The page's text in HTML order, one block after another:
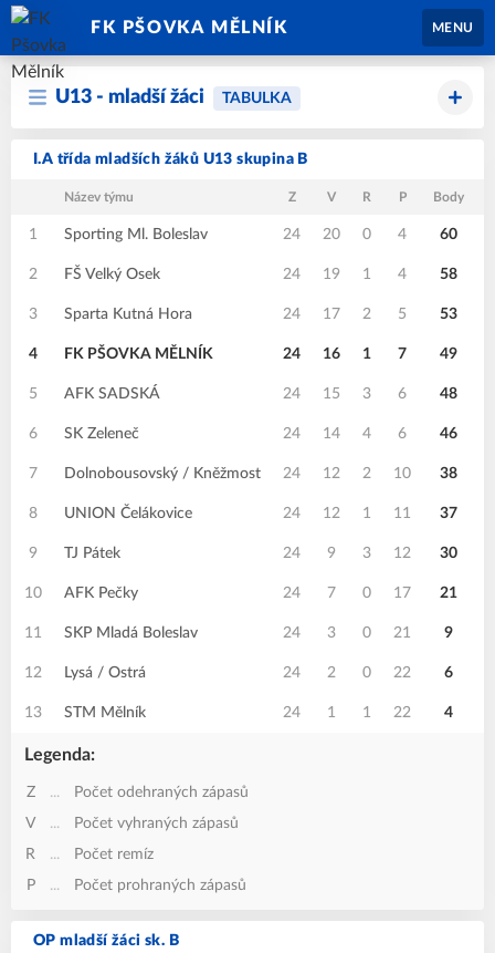
FK PŠOVKA MĚLNÍK MENU
U13 - mladší žáci TABULKA
I.A třída mladších žáků U13 skupina B
Název týmu Z V R P Body
1 Sporting Ml. Boleslav 24 20 0 4 60
2 FŠ Velký Osek 24 19 1 4 58
3 Sparta Kutná Hora 24 17 2 5 53
4 FK PŠOVKA MĚLNÍK 24 16 1 7 49
5 AFK SADSKÁ 24 15 3 6 48
6 SK Zeleneč 24 14 4 6 46
7 Dolnobousovský / Kněžmost 24 12 2 10 38
8 UNION Čelákovice 24 12 1 11 37
9 TJ Pátek 24 9 3 12 30
10 AFK Pečky 24 7 0 17 21
11 SKP Mladá Boleslav 24 3 0 21 9
12 Lysá / Ostrá 24 2 0 22 6
13 STM Mělník 24 1 1 22 4
Legenda:
Z ...
Počet odehraných zápasů
V
...
Počet vyhraných zápasů
R
...
Počet remíz
P
... Počet prohraných zápasů
OP mladší žáci sk. B